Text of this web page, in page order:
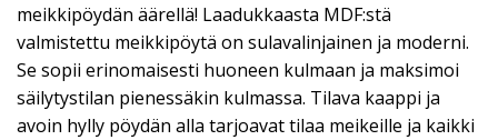
meikkipöydän äärellä! Laadukkaasta MDF:stä
valmistettu meikkipöytä on sulavalinjainen ja moderni.
Se sopii erinomaisesti huoneen kulmaan ja maksimoi
säilytystilan pienessäkin kulmassa. Tilava kaappi ja
avoin hylly pöydän alla tarjoavat tilaa meikeille ja kaikki